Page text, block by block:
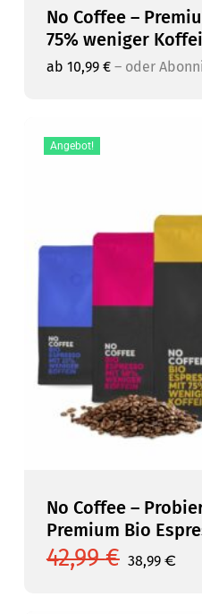
No Coffee –
75% weniger
ab 10,99 € –oder
Angebot!
No Coffee –
Premium Bio
42,99€ Preis
38,99 €
Preis